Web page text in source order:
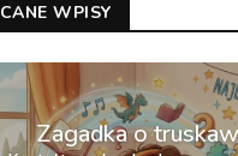
WPISY
Zagadka o